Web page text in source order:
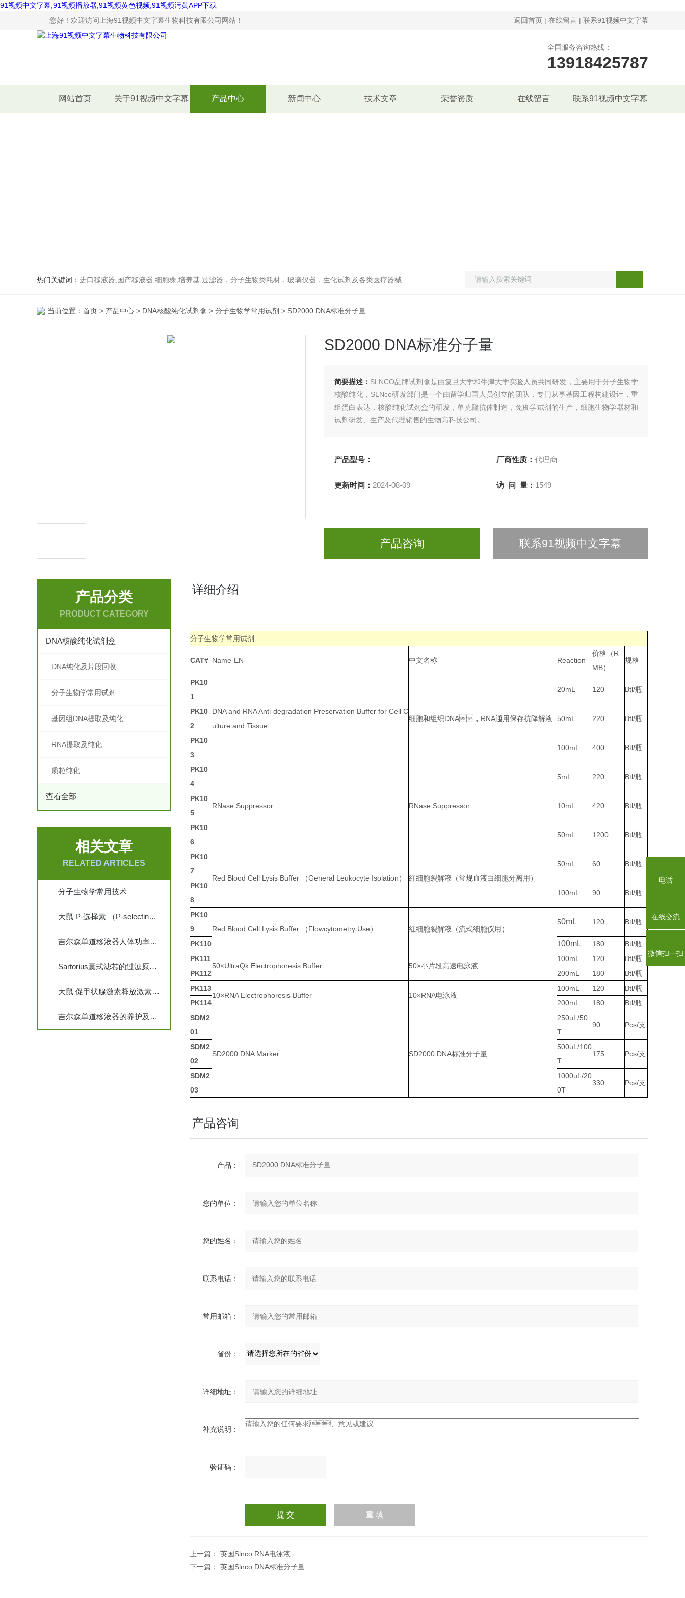
91视频中文字幕,91视频播放器,91视频黄色视频,91视频污黄APP下载
您好！欢迎访问上海91视频中文字幕生物科技有限公司网站！
返回首页 | 在线留言 | 联系91视频中文字幕
全国服务咨询热线：
13918425787
网站首页 关于91视频中文字幕 产品中心 新闻中心 技术文章 荣誉资质 在线留言 联系91视频中文字幕
热门关键词： 进口移液器,国产移液器,细胞株,培养基,过滤器，分子生物类耗材，玻璃仪器，生化试剂及各类医疗器械
当前位置： 首页 > 产品中心 > DNA核酸纯化试剂盒 > 分子生物学常用试剂 > SD2000 DNA标准分子量
SD2000 DNA标准分子量
简要描述： SLNCO品牌试剂盒是由复旦大学和牛津大学实验人员共同研发，主要用于分子生物学
核酸纯化，SLNco研发部门是一个由留学归国人员创立的团队，专门从事基因工程构建设计，重
组蛋白表达，核酸纯化试剂盒的研发，单克隆抗体制造，免疫学试剂的生产，细胞生物学器材和
试剂研发、生产及代理销售的生物高科技公司。
产品型号： 厂商性质： 代理商
更新时间： 2024-08-09 访 问 量： 1549
产品咨询 联系91视频中文字幕
产品分类
PRODUCT CATEGORY
DNA核酸纯化试剂盒
DNA纯化及片段回收
分子生物学常用试剂
基因组DNA提取及纯化
RNA提取及纯化
质粒纯化
查看全部
相关文章
RELATED ARTICLES
分子生物学常用技术
大鼠 P-选择素 （P-selectin） ELISA 检测试剂盒说明书
吉尔森单道移液器人体功率学的设计
Sartorius囊式滤芯的过滤原理与在生物工艺中的重要性
大鼠 促甲状腺激素释放激素（TRH）ELISA 检测试剂盒说明书
吉尔森单道移液器的养护及注意事项说明
详细介绍
分子生物学常用试剂
CAT# Name-EN 中文名称 Reaction
价格（R
MB）
规格
PK10
1
DNA and RNA Anti-degradation Preservation Buffer for Cell C
ulture and Tissue
细胞和组织DNA，RNA通用保存抗降解液
20mL 120 Btl/瓶
PK10
2
50mL 220 Btl/瓶
PK10
3
100mL 400 Btl/瓶
PK10
4
RNase Suppressor RNase Suppressor
5mL 220 Btl/瓶
PK10
5
10mL 420 Btl/瓶
PK10
6
50mL 1200 Btl/瓶
PK10
7
Red Blood Cell Lysis Buffer （General Leukocyte Isolation）
红细胞裂解液（常规血液白细胞分离用）
50mL 60 Btl/瓶
PK10
8
100mL 90 Btl/瓶
PK10
9
Red Blood Cell Lysis Buffer （Flowcytometry Use） 红细胞裂解液（流式细胞仪用）
50mL 120 Btl/瓶
PK110 100mL 180
Btl/瓶
PK111
50×UltraQk Electrophoresis Buffer
50×小片段高速电泳液
100mL 120
Btl/瓶
PK112
200mL 180
Btl/瓶
PK113
10×RNA Electrophoresis Buffer
10×RNA电泳液
100mL 120
Btl/瓶
PK114
200mL 180
Btl/瓶
SDM2
01
SD2000 DNA Marker SD2000 DNA标准分子量
250uL/50
T
90 Pcs/支
SDM2
02
500uL/100
T
175 Pcs/支
SDM2
03
1000uL/20
0T
330 Pcs/支
产品咨询
产品：
您的单位：
您的姓名：
联系电话：
常用邮箱：
省份：
详细地址：
补充说明：
验证码：
入
计算结果（填写阿拉伯数
字），如：三加四=7
上一篇： 英国Slnco RNA电泳液
下一篇： 英国Slnco DNA标准分子量
电话
在线交流
微信扫一扫